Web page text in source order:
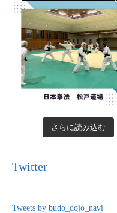
さらに読み込む
Twitter
Tweets by budo_dojo_navi